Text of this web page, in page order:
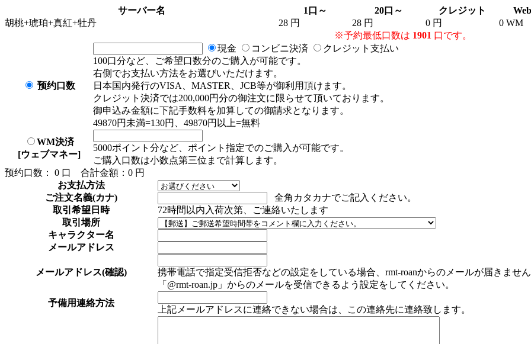
サーバー名 1口～ 20口～ クレジット
胡桃+琥珀+真紅+牡丹
28 円 28 円 0 円 0 WM
※予約最低口数は 1901 口です。
预约口数
現金 コンビニ決済
クレジット支払い
100口分など、ご希望口数分のご購入が可能です。
右側でお支払い方法をお選びいただけます。
日本国内発行のVISA、MASTER、JCB等が御利用頂けます。
クレジット決済では200,000円分の御注文に限らせて頂いております。
御申込み金額に下記手数料を加算しての御請求となります。
49870円未満=130円、49870円以上=無料
WM決済
[ウェブマネー]
5000ポイント分など、ポイント指定でのご購入が可能です。
ご購入口数は小数点第三位まで計算します。
预约口数： 0 口 合計金額： 0 円
お支払方法
ご注文名義(カナ)
全角カタカナでご記入ください。
取引希望日時
72時間以内入荷次第、ご連絡いたします
取引場所
キャラクター名
メールアドレス
メールアドレス(確認)
携帯電話で指定受信拒否などの設定をしている場合、rmt-roanからのメールが届きません
「@rmt-roan.jp」からのメールを受信できるよう設定をしてください。
予備用連絡方法
上記メールアドレスに連絡できない場合は、この連絡先に連絡致します。